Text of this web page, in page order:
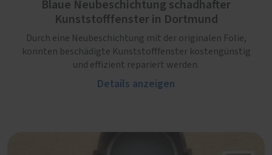
Blaue Neubeschichtung schadhafter
Kunststofffenster in Dortmund
Durch eine Neubeschichtung mit der originalen Folie,
konnten beschädigte Kunststofffenster kostengünstig
und effizient repariert werden.
Details anzeigen